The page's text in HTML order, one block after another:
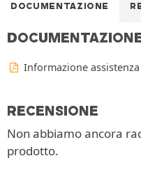
DOCUMENTAZIONE
Informazione
RECENSIONE
Non abbiamo ancora
prodotto.